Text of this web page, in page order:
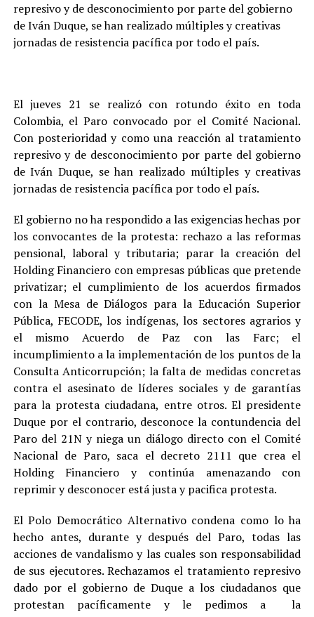
represivo y de desconocimiento por parte del gobierno
de Iván Duque, se han realizado múltiples y creativas
jornadas de resistencia pacífica por todo el país.
El jueves 21 se realizó con rotundo éxito en toda
Colombia, el Paro convocado por el Comité Nacional.
Con posterioridad y como una reacción al tratamiento
represivo y de desconocimiento por parte del gobierno
de Iván Duque, se han realizado múltiples y creativas
jornadas de resistencia pacífica por todo el país.
El gobierno no ha respondido a las exigencias hechas por
los convocantes de la protesta: rechazo a las reformas
pensional, laboral y tributaria; parar la creación del
Holding Financiero con empresas públicas que pretende
privatizar; el cumplimiento de los acuerdos firmados
con la Mesa de Diálogos para la Educación Superior
Pública, FECODE, los indígenas, los sectores agrarios y
el mismo Acuerdo de Paz con las Farc; el
incumplimiento a la implementación de los puntos de la
Consulta Anticorrupción; la falta de medidas concretas
contra el asesinato de líderes sociales y de garantías
para la protesta ciudadana, entre otros. El presidente
Duque por el contrario, desconoce la contundencia del
Paro del 21N y niega un diálogo directo con el Comité
Nacional de Paro, saca el decreto 2111 que crea el
Holding Financiero y continúa amenazando con
reprimir y desconocer está justa y pacifica protesta.
El Polo Democrático Alternativo condena como lo ha
hecho antes, durante y después del Paro, todas las
acciones de vandalismo y las cuales son responsabilidad
de sus ejecutores. Rechazamos el tratamiento represivo
dado por el gobierno de Duque a los ciudadanos que
protestan pacíficamente y le pedimos a la